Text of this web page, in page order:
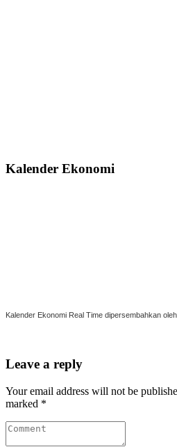
Kalender Ekonomi
Kalender Ekonomi Real Time dipersembahkan oleh
Leave a reply
Your email address will not be
marked *